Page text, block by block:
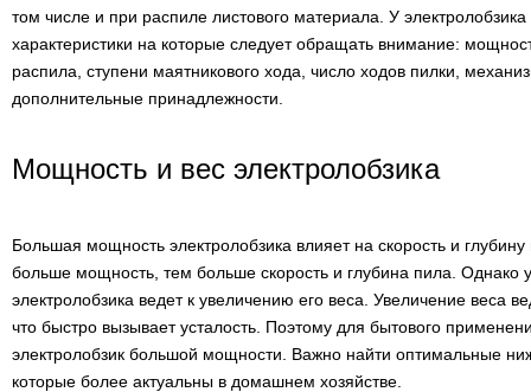
том числе и при распиле листового материала. У
характеристики на которые следует обращать внимание:
распила, ступени маятникового хода, число ходов пилки,
дополнительные принадлежности.
Мощность и вес электролобзика
Большая мощность электролобзика влияет на скорость и
больше мощность, тем больше скорость и глубина пила. Однако
электролобзика ведет к увеличению его веса. Увеличение веса
что быстро вызывает усталость. Поэтому для бытового
электролобзик большой мощности. Важно найти оптимальные
которые более актуальны в домашнем хозяйстве.